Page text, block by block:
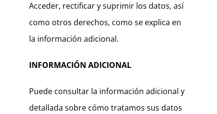
Acceder, rectificar y suprimir los datos, así
como otros derechos, como se explica en
la información adicional.
INFORMACIÓN ADICIONAL
Puede consultar la información adicional y
detallada sobre cómo tratamos sus datos